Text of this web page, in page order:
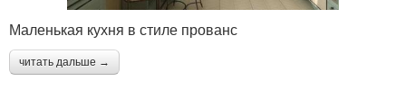
Маленькая кухня в стиле прованс
читать дальше →